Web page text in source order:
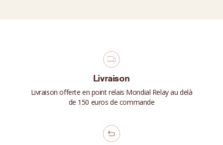
Livraison
Livraison offerte en point relais Mondial Relay au delà
de 150 euros de commande